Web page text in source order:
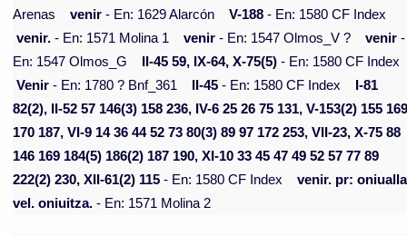
Arenas
venir - En: 1629 Alarcón V-188 - En: 1580 CF Index
venir. - En: 1571 Molina 1 venir - En: 1547 Olmos_V ? venir -
En: 1547 Olmos_G
II-45 59, IX-64, X-75(5) - En: 1580 CF Index
Venir - En: 1780 ? Bnf_361 II-45 - En: 1580 CF Index
I-81
82(2), II-52 57 146(3) 158 236, IV-6 25 26 75 131, V-153(2) 155
170 187, VI-9 14 36 44 52 73 80(3) 89 97 172 253, VII-23, X-75 88
146 169 184(5) 186(2) 187 190, XI-10 33 45 47 49 52 57 77 89
222(2) 230, XII-61(2) 115 - En: 1580 CF Index
venir. pr:
vel. oniuitza. - En: 1571 Molina 2